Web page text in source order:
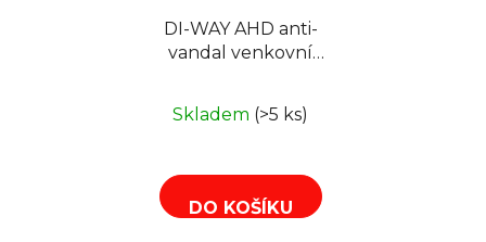
DI-WAY AHD anti-
vandal venkovní
4in1
Skladem (>5 ks)
DO KOŠÍKU